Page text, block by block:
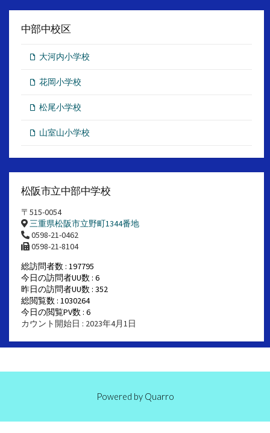
中部中校区
大河内小学校
花岡小学校
松尾小学校
山室山小学校
松阪市立中部中学校
〒515-0054
三重県松阪市立野町1344番地
0598-21-0462
0598-21-8104
総訪問者数 : 197795
今日の訪問者UU数 : 6
昨日の訪問者UU数 : 352
総閲覧数 : 1030264
今日の閲覧PV数 : 6
カウント開始日 : 2023年4月1日
Powered by Quarro